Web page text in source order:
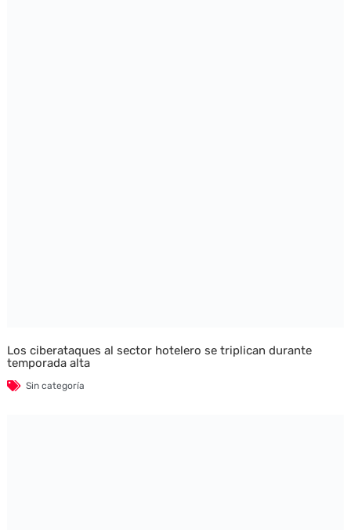
Los ciberataques al sector hotelero se triplican durante
temporada alta
Sin categoría